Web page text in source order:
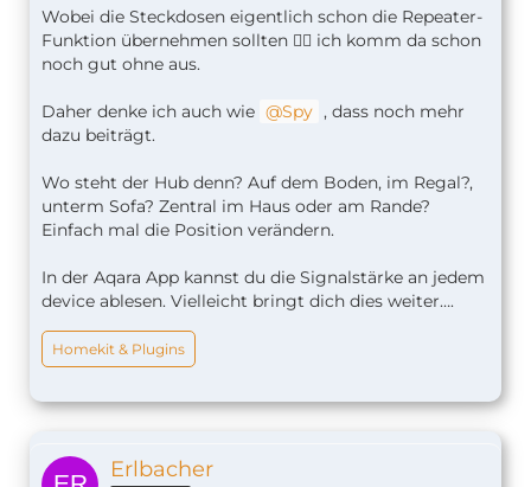
Wobei die Steckdosen eigentlich schon die Repeater-
Funktion übernehmen sollten 🤷‍♂️ ich komm da schon
noch gut ohne aus.
Daher denke ich auch wie Spy , dass noch mehr
dazu beiträgt.
Wo steht der Hub denn? Auf dem Boden, im Regal?,
unterm Sofa? Zentral im Haus oder am Rande?
Einfach mal die Position verändern.
In der Aqara App kannst du die Signalstärke an jedem
device ablesen. Vielleicht bringt dich dies weiter….
Homekit & Plugins
Erlbacher